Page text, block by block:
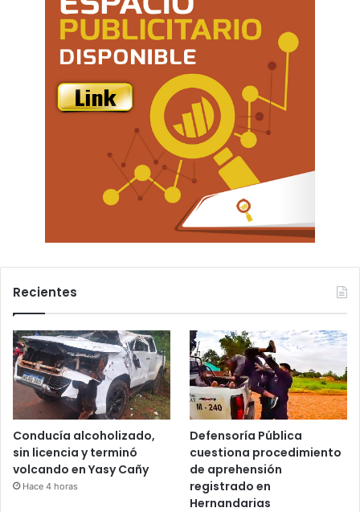
Recientes
Conducía alcoholizado,
sin licencia y terminó
volcando en Yasy Cañy
Hace 4 horas
Defensoría Pública
cuestiona procedimiento
de aprehensión
registrado en
Hernandarias